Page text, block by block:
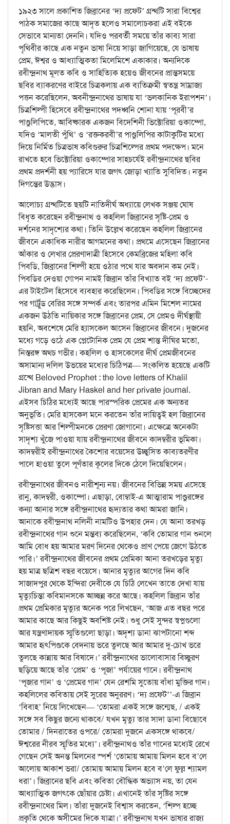
১৯২৩ সালে প্রকাশিত জিব্রানের ‘দ্য প্রফেট’ গ্রন্থটি সারা বিশ্বের
পাঠক সমাজের কাছে আদৃত হলেও সমালোচকরা এই বইকে
সেভাবে মান্যতা দেননি। যদিও পরবর্তী সময়ে তাঁর কাব্য সারা
পৃথিবীর কাছে এক নতুন ভাষা নিয়ে সাড়া জাগিয়েছে, যে ভাষায়
প্রেম, ঈশ্বর ও আধ্যাত্মিকতা মিলেমিশে একাকার। অন্যদিকে
রবীন্দ্রনাথ মূলত কবি ও সাহিত্যিক হয়েও জীবনের প্রান্তসময়ে
ছবির ব্যাকরণের বাইরে চিত্রকলায় এক ব্যতিক্রমী স্বতন্ত্র সাম্রাজ্য
পত্তন করেছিলেন, অবনীন্দ্রনাথের ভাষায় যা ‘ভলকানিক ইরাপশন’।
চিত্রশিল্পী হিসেবে রবীন্দ্রনাথের পদধ্বনি শোনা যায় ‘পূরবী’র
পাণ্ডুলিপিতে, আবিষ্কারক একজন বিদেশিনী ভিক্টোরিয়া ওকাম্পো,
যদিও ‘মালতী পুঁথি’ ও ‘রক্তকরবী’র পাণ্ডুলিপির কাটাকুটির মধ্যে
দিয়ে নির্মিত চিত্রভাষ কবিগুরুর চিত্রশিল্পের প্রথম পদক্ষেপ। মনে
রাখতে হবে ভিক্টোরিয়া ওকাম্পোর সাহচর্যেই রবীন্দ্রনাথের ছবির
প্রথম প্রদর্শনী হয় প্যারিসে যার জগৎ জোড়া খ্যাতি সুবিদিত। নতুন
দিগন্তের উদ্ভাস।
আলোচ্য গ্রন্থটিতে ছয়টি নাতিদীর্ঘ অধ্যায়ে লেখক সঞ্জয় ঘোষ
বিধৃত করেছেন রবীন্দ্রনাথ ও কহলিল জিব্রানের সৃষ্টি-প্রেম ও
দর্শনের সাদৃশ্যের কথা। তিনি উল্লেখ করেছেন কহলিল জিব্রানের
জীবনে একাধিক নারীর আগমনের কথা। প্রথমে এসেছেন জিব্রানের
আঁকার ও লেখার প্রেরণাদাত্রী হিসেবে কেমব্রিজের মহিলা কবি
পিবডি, জিব্রানের শিল্পী হয়ে ওঠার পথে যার অবদান কম নেই।
পিবডির দেওয়া গোপন নামই জিব্রান তাঁর বিখ্যাত বই ‘দ্য প্রফেট’-
এর টাইটেল হিসেবে ব্যবহার করেছিলেন। পিবডির সঙ্গে বিচ্ছেদের
পর গার্ট্রুড বেরির সঙ্গে সম্পর্ক এবং তারপর এমিন মিশেল নামের
একজন উঠতি নায়িকার সঙ্গে জিব্রানের প্রেম, সে প্রেমও দীর্ঘস্থায়ী
হয়নি, অবশেষে মেরি হ্যাসকেল আসেন জিব্রানের জীবনে। দুজনের
মধ্যে গড়ে ওঠে এক প্লেটোনিক প্রেম যে প্রেম শান্ত দীঘির মতো,
নিস্তরঙ্গ অথচ গভীর। কহলিল ও হাসকেলের দীর্ঘ প্রেমজীবনের
অসামান্য দলিল উভয়ের মধ্যের চিঠিপত্র— সংকলিত হয়েছে একটি
গ্রন্থে Beloved Prophet : the love letters of Khalil
Jibran and Mary Haskel and her private journal.
এইসব চিঠির মধ্যেই আছে পারস্পরিক প্রেমের এক অন্যতর
অনুভূতি। মেরি হাসকেল মনে করতেন তাঁর দায়িত্বই হল জিব্রানের
সৃষ্টিসত্তা আর শিল্পীমনকে প্রেরণা জোগানো। এক্ষেত্রে অনেকটা
সাদৃশ্য খুঁজে পাওয়া যায় রবীন্দ্রনাথের জীবনে কাদম্বরীর ভূমিকা।
কাদম্বরীই রবীন্দ্রনাথের কৈশোর বয়েসের উচ্ছ্বসিত কাব্যতরণীর
পালে হাওয়া তুলে পূর্ণতার কূলের দিকে ঠেলে দিয়েছিলেন।
রবীন্দ্রনাথের জীবনও নারীশূন্য নয়। জীবনের বিভিন্ন সময় এসেছে
রানু, কাদম্বরী, ওকাম্পো। এছাড়া, বোম্বাই-এ আত্মারাম পাণ্ডুরঙ্গের
কন্যা আনার সঙ্গে রবীন্দ্রনাথের হৃদ্যতার কথা আমরা জানি।
আনাকে রবীন্দ্রনাথ নলিনী নামটিও উপহার দেন। যে আনা তরখড়
রবীন্দ্রনাথের গান শুনে মন্তব্য করেছিলেন, ‘কবি তোমার গান শুনলে
আমি বোধ হয় আমার মরণ দিনের থেকেও প্রাণ পেয়ে জেগে উঠতে
পারি।’ রবীন্দ্রনাথের জীবনের প্রথম প্রেমিকা আনা তরখড়ের মৃত্যু
হয় মাত্র ছত্রিশ বছর বয়েসে। আনার মৃত্যুর আগের দিন কবি
সাজাদপুর থেকে ইন্দিরা দেবীকে যে চিঠি লেখেন তাতে দেখা যায়
মৃত্যুচিন্তা কবিমানসকে আচ্ছন্ন করে আছে। কহলিল জিব্রান তাঁর
প্রথম প্রেমিকার মৃত্যুর অনেক পরে লিখছেন, ‘আজ এত বছর পরে
আমার কাছে আর কিছুই অবশিষ্ট নেই। শুধু সেই সুন্দর স্বপ্নগুলো
আর যন্ত্রণাদায়ক স্মৃতিগুলো ছাড়া। অদৃশ্য ডানা ঝাপটানো শব্দ
আমার হৃৎপিণ্ডকে বেদনায় ভরে তুলছে আর আমার দু-চোখ ভরে
তুলছে কান্নায় আর বিষাদে।’ রবীন্দ্রনাথের ভালোবাসার বিচ্ছুরণ
ছড়িয়ে আছে তাঁর ‘প্রেম’ ও ‘পূজা’ পর্যায়ের গানে। রবীন্দ্রনাথ
‘পূজার গান’ ও ‘প্রেমের গান’ যেন রেশমি সুতোয় বাঁধা মুক্তির গান।
কহলিলের কবিতায় সেই সুরের অনুররণ। ‘দ্য প্রফেট’’-এ জিব্রান
‘বিবাহ’ নিয়ে লিখেছেন— ‘তোমরা একই সঙ্গে জন্মেছ, / একই
সঙ্গে সব কিছুর জন্যে থাকবে/ যখন মৃত্যু তার সাদা ডানা বিছোবে
তোমার / দিনরাতের ওপরে/ তোমরা দুজনে একসঙ্গে থাকবে/
ঈশ্বরের নীরব স্মৃতির মধ্যে’। রবীন্দ্রনাথও তাঁর গানের মধ্যেই রেখে
গেছেন সেই অনন্ত মিলনের স্পর্শ ‘তোমায় আমায় মিলন হবে ব’লে
আলোয় আকাশ ভরা/ তোমায় আমায় মিলন হবে ব’লে ফুল্ল শ্যামল
ধরা’। জিব্রানের ছবি এবং কবিতা বৌদ্ধিক অভ্যাস নয়, তা যেন
আধ্যাত্মিক জগৎকে ছোঁয়ার চেষ্টা। এখানেই তাঁর সৃষ্টির সঙ্গে
রবীন্দ্রনাথের মিল। তাঁরা দুজনেই বিশ্বাস করতেন, ‘শিল্প হচ্ছে
প্রকৃতি থেকে অসীমের দিকে যাত্রা।’ রবীন্দ্রনাথ যখন ভাষার রাজ্য